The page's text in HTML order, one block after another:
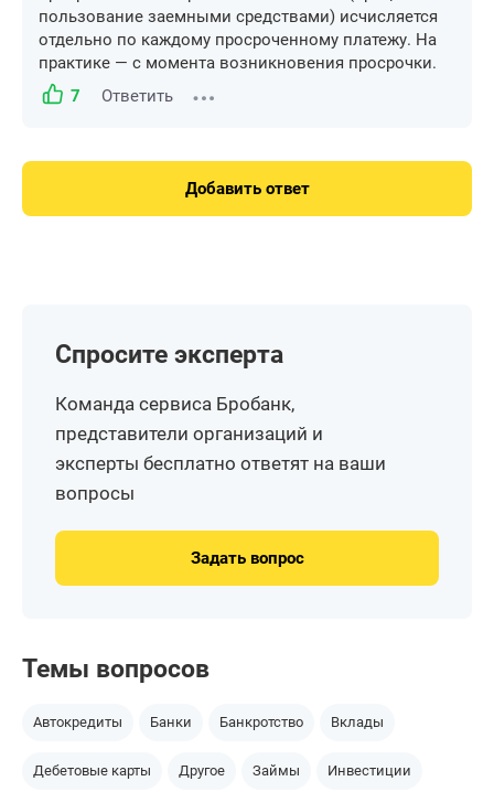
пользование заемными средствами) исчисляется
отдельно по каждому просроченному платежу. На
практике — с момента возникновения просрочки.
7
Ответить
Добавить ответ
Спросите эксперта
Команда сервиса Бробанк,
представители организаций и
эксперты бесплатно ответят на ваши
вопросы
Задать вопрос
Темы вопросов
Автокредиты Банки Банкротство Вклады
Дебетовые карты Другое Займы Инвестиции